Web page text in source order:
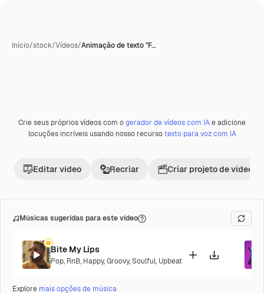
Início/stock/Vídeos/Animação de texto "F…
Premium
Crie seus próprios vídeos com ogerador de vídeos com IAe adicione
locuções incríveis usando nosso recursotexto para voz com IA
Editar vídeo Recriar Criar projeto de vídeo
Músicas sugeridas para este vídeo
Bite My Lips
Pop, RnB, Happy,Groovy,Soulful, Upbeat
Explore mais opções de música